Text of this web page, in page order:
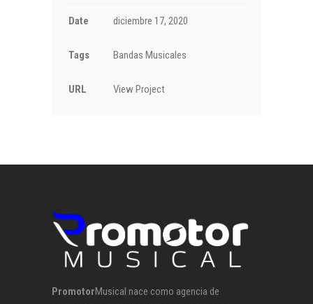
Date diciembre 17, 2020
Tags Bandas Musicales
URL View Project
PromotorMusical nace como agencia de